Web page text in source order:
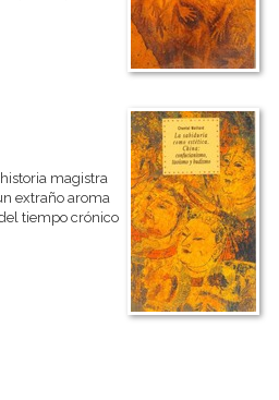
magistra
extraño aroma
tiempo crónico